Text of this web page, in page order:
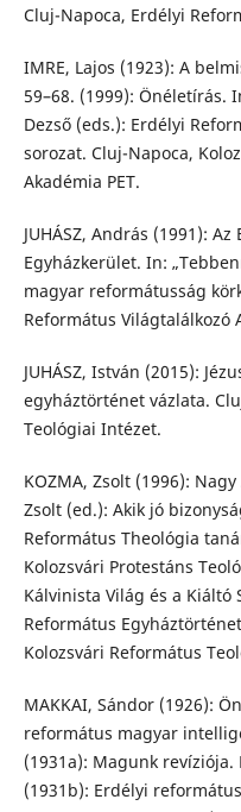
Cluj-Napoca, Erdélyi
IMRE, Lajos (1923): A
59–68. (1999): Önéletírás.
Dezső (eds.): Erdélyi
sorozat. Cluj-Napoca,
Akadémia PET.
JUHÁSZ, András (1991):
Egyházkerület. In:
magyar reformátusság
Református Világtalálkozó
JUHÁSZ, István (2015):
egyháztörténet vázlata.
Teológiai Intézet.
KOZMA, Zsolt (1996):
Zsolt (ed.): Akik jó
Református Theológia
Kolozsvári Protestáns
Kálvinista Világ és a Kiáltó
Református
Kolozsvári Református
MAKKAI, Sándor (1926):
református magyar
(1931a): Magunk revíziója.
(1931b): Erdélyi